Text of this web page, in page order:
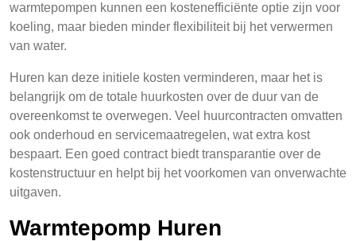
warmtepompen kunnen een kostenefficiënte optie zijn voor
koeling, maar bieden minder flexibiliteit bij het verwermen
van water.
Huren kan deze initiele kosten verminderen, maar het is
belangrijk om de totale huurkosten over de duur van de
overeenkomst te overwegen. Veel huurcontracten omvatten
ook onderhoud en servicemaatregelen, wat extra kost
bespaart. Een goed contract biedt transparantie over de
kostenstructuur en helpt bij het voorkomen van onverwachte
uitgaven.
Warmtepomp Huren